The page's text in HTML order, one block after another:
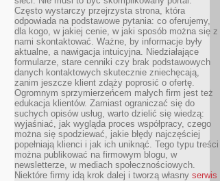
Często wystarczy przejrzysta strona, która
odpowiada na podstawowe pytania: co oferujemy,
dla kogo, w jakiej cenie, w jaki sposób można się z
nami skontaktować. Ważne, by informacje były
aktualne, a nawigacja intuicyjna. Niedziałające
formularze, stare cenniki czy brak podstawowych
danych kontaktowych skutecznie zniechęcają,
zanim jeszcze klient zdąży poprosić o ofertę.
Ogromnym sprzymierzeńcem małych firm jest też
edukacja klientów. Zamiast ograniczać się do
suchych opisów usług, warto dzielić się wiedzą:
wyjaśniać, jak wygląda proces współpracy, czego
można się spodziewać, jakie błędy najczęściej
popełniają klienci i jak ich uniknąć. Tego typu treści
można publikować na firmowym blogu, w
newsletterze, w mediach społecznościowych.
Niektóre firmy idą krok dalej i tworzą własny serwis